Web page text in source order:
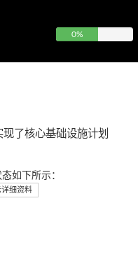
0%
了核心基础设施计划
如下所示：
详细资料